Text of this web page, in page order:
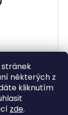
stránek
některých z
kliknutím
zde.